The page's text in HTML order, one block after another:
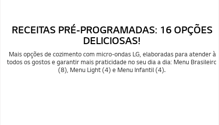
RECEITAS PRÉ-PROGRAMADAS: 16 OPÇÕES
DELICIOSAS!
Mais opções de cozimento com micro-ondas LG, elaboradas para atender à
todos os gostos e garantir mais praticidade no seu dia a dia: Menu Brasileiro
(8), Menu Light (4) e Menu Infantil (4).